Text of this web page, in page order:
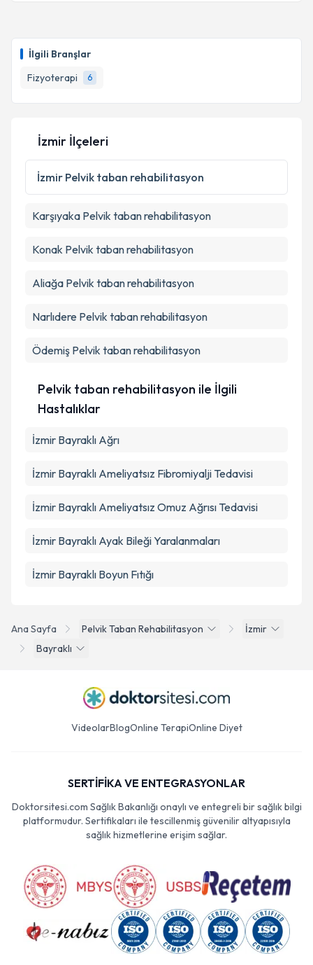
İlgili Branşlar
Fizyoterapi
6
takvim hazırlandığında e-posta ile bilgilendireceğiz.
E-posta Adresiniz
Kişisel verilerimin işlenmesine ilişkinAydınlatma
Metni
'ni okudum ve kişisel verilerimin belirtilen
kapsamda işlenmesini kabul ediyorum.
Ana Sayfa Pelvik Taban Rehabilitasyon
İzmir
Bayraklı
İzmir İlçeleri
İzmir Pelvik taban rehabilitasyon
Karşıyaka Pelvik taban rehabilitasyon
Konak Pelvik taban rehabilitasyon
Aliağa Pelvik taban rehabilitasyon
Narlıdere Pelvik taban rehabilitasyon
Ödemiş Pelvik taban rehabilitasyon
Pelvik taban rehabilitasyon ile İlgili
Hastalıklar
İzmir Bayraklı Ağrı
İzmir Bayraklı Ameliyatsız Fibromiyalji Tedavisi
İzmir Bayraklı Ameliyatsız Omuz Ağrısı Tedavisi
İzmir Bayraklı Ayak Bileği Yaralanmaları
İzmir Bayraklı Boyun Fıtığı
VideolarBlogOnline TerapiOnline Diyet
SERTİFİKA VE ENTEGRASYONLAR
Doktorsitesi.com Sağlık Bakanlığı onaylı ve entegreli bir sağlık bilgi
platformudur. Sertifikaları ile tescillenmiş güvenilir altyapısıyla
sağlık hizmetlerine erişim sağlar.